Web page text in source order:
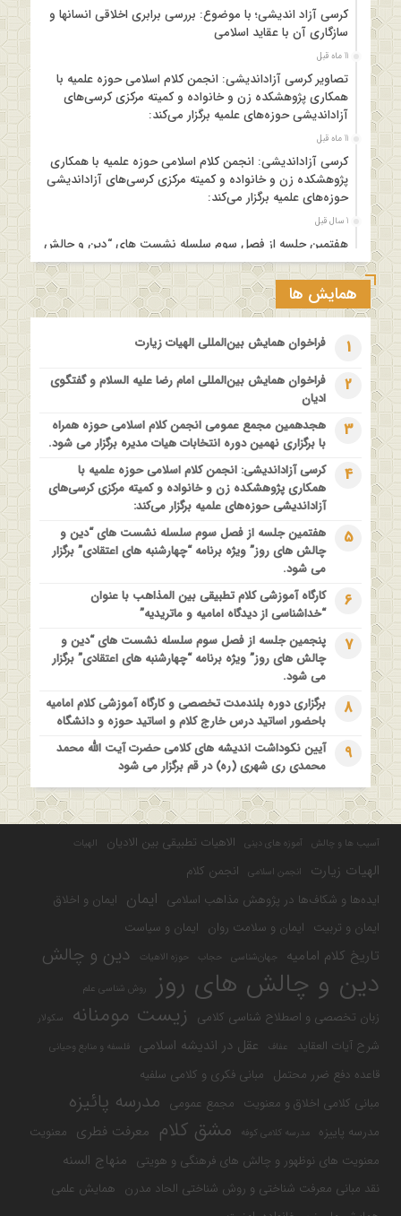
کرسی آزاد اندیشی؛ با موضوع: بررسی برابری اخلاقی انسانها و
سازگاری آن با عقاید اسلامی
11 ماه قبل
تصاویر کرسی آزاداندیشی: انجمن کلام اسلامی حوزه علمیه با
همکاری پژوهشکده زن و خانواده و کمیته مرکزی کرسی‌های
آزاداندیشی حوزه‌های علمیه برگزار می‌کند:
11 ماه قبل
کرسی آزاداندیشی: انجمن کلام اسلامی حوزه علمیه با همکاری
پژوهشکده زن و خانواده و کمیته مرکزی کرسی‌های آزاداندیشی
حوزه‌های علمیه برگزار می‌کند:
1 سال قبل
هفتمین جلسه از فصل سوم سلسله نشست های “دین و چالش
های روز” ویژه برنامه “چهارشنبه های اعتقادی” برگزار می شود.
مدرسه بهاره بازخوانی آموزه وحیانی بینونت پیشینه // تقریرها //
1 سال قبل
کارگاه آموزشی کلام تطبیقی بین المذاهب با عنوان “خداشناسی از
دیدگاه امامیه و ماتریدیه”
اولین همایش ملی” #زن و #خانواده ؛ کاوش های #وحیانی و
#عقلانی
1 سال قبل
فراخوان مقاله ویژه سیزدهمین همایش بین المللی’فلسفه دین
همایش ها
1 فراخوان همایش بین‌المللی الهیات زیارت
2
فراخوان همایش بین‌المللی امام رضا علیه السلام و گفتگوی
ادیان
3
هجدهمین مجمع عمومی انجمن کلام اسلامی حوزه همراه
با برگزاری نهمین دوره انتخابات هیات مدیره برگزار می شود.
4
کرسی آزاداندیشی: انجمن کلام اسلامی حوزه علمیه با
همکاری پژوهشکده زن و خانواده و کمیته مرکزی کرسی‌های
آزاداندیشی حوزه‌های علمیه برگزار می‌کند:
5
هفتمین جلسه از فصل سوم سلسله نشست های “دین و
چالش های روز” ویژه برنامه “چهارشنبه های اعتقادی” برگزار
می شود.
6
کارگاه آموزشی کلام تطبیقی بین المذاهب با عنوان
“خداشناسی از دیدگاه امامیه و ماتریدیه”
7
پنجمین جلسه از فصل سوم سلسله نشست های “دین و
چالش های روز” ویژه برنامه “چهارشنبه های اعتقادی” برگزار
می شود.
8
برگزاری دوره بلندمدت تخصصی و کارگاه آموزشی کلام امامیه
باحضور اساتید درس خارج کلام و اساتید حوزه و دانشگاه
9
آیین نکوداشت اندیشه های کلامی حضرت آیت الله محمد
محمدی ری شهری (ره) در قم برگزار می شود
آسیب ها و چالش آموزه های دینی الاهیات تطبیقی بین الادیان الهیات
الهیات زیارت انجمن اسلامی
انجمن کلام
ایده‌ها و شکاف‌ها در پژوهش مذاهب اسلامی ایمان ایمان و اخلاق
ایمان و تربیت ایمان و سلامت روان ایمان و سیاست
تاریخ کلام امامیه جهان‌شناسی حجاب حوزه الاهیات دین و چالش
دین و چالش های روز روش شناسی علم
زبان تخصصی و اصطلاح شناسی کلامی زیست مومنانه سکولار
شرح آیات العقاید عفاف عقل در اندیشه اسلامی فلسفه و منابع وحیانی
قاعده دفع ضرر محتمل مبانی فکری و کلامی سلفیه
مبانی کلامی اخلاق و معنویت مجمع عمومی مدرسه پائیزه
مدرسه پاییزه مدرسه کلامی کوفه مشق کلام معرفت فطری معنویت
معنویت های نوظهور و چالش های فرهنگی و هویتی منهاج السنه
نقد مبانی معرفت شناختی و روش شناختی الحاد مدرن همایش علمی